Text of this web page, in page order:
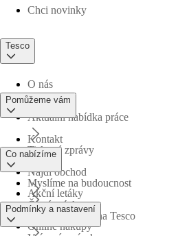
Chci novinky
Tesco
O nás
Aktuální nabídka práce
Tiskové zprávy
Myslíme na budoucnost
Obchodní skupina Tesco
Pomůžeme vám
Kontakt
Najdi obchod
Časté otázky
Co nabízíme
Akční letáky
Online nákupy
Podmínky a nastavení